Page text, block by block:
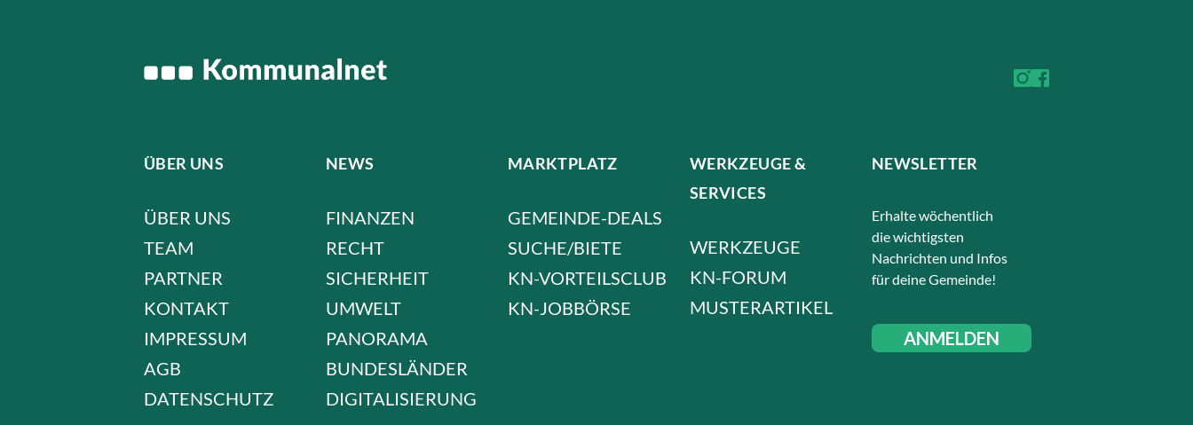
ÜBER UNS
ÜBER UNS
TEAM
PARTNER
KONTAKT
IMPRESSUM
AGB
DATENSCHUTZ
NEWS
FINANZEN
RECHT
SICHERHEIT
UMWELT
PANORAMA
BUNDESLÄNDER
DIGITALISIERUNG
MARKTPLATZ
GEMEINDE-DEALS
SUCHE/BIETE
KN-VORTEILSCLUB
KN-JOBBÖRSE
WERKZEUGE &
SERVICES
WERKZEUGE
KN-FORUM
MUSTERARTIKEL
NEWSLETTER
Erhalte wöchentlich
die wichtigsten
Nachrichten und Infos
für deine Gemeinde!
ANMELDEN